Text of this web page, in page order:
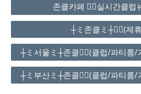
존클카페 ❤️‍🔥실시간클럽
┼ミ존클ミ┼❤️‍🔥(제
┼ミ서울ミ┼존클❤️‍🔥(클럽/파티룸/
┼ミ부산ミ┼존클❤️‍🔥(클럽/파티룸/